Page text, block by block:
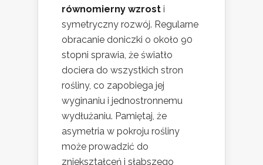
równomierny wzrost i
symetryczny rozwój. Regularne
obracanie doniczki o około 90
stopni sprawia, że światło
dociera do wszystkich stron
rośliny, co zapobiega jej
wyginaniu i jednostronnemu
wydłużaniu. Pamiętaj, że
asymetria w pokroju rośliny
może prowadzić do
zniekształceń i słabszego